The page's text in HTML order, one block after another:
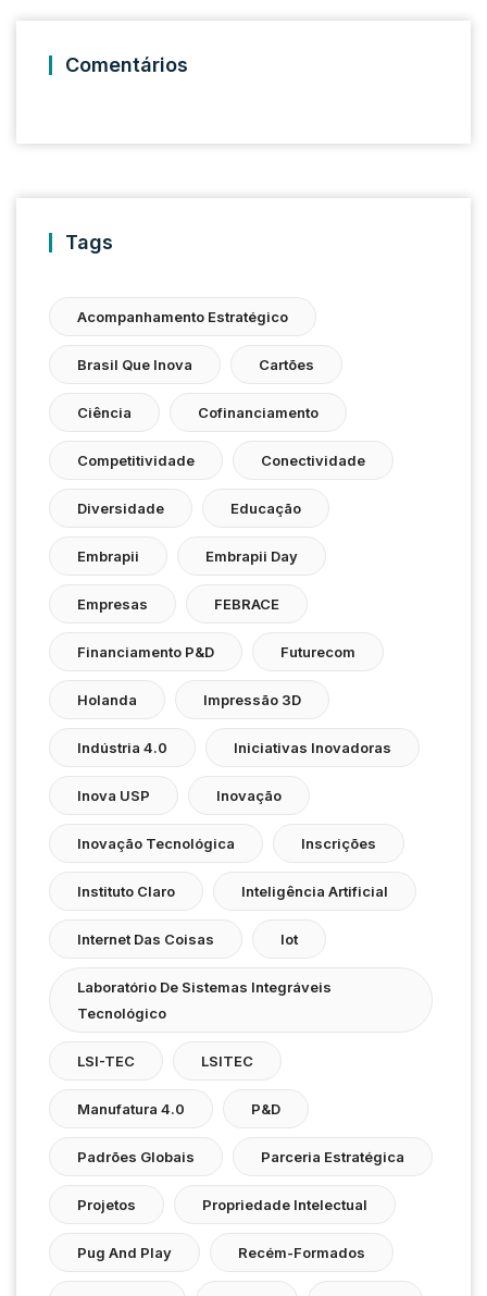
Comentários
Tags
Acompanhamento Estratégico
Brasil Que Inova Cartões
Ciência Cofinanciamento
Competitividade Conectividade
Diversidade Educação
Embrapii Embrapii Day
Empresas FEBRACE
Financiamento P&D Futurecom
Holanda Impressão 3D
Indústria 4.0 Iniciativas Inovadoras
Inova USP Inovação
Inovação Tecnológica Inscrições
Instituto Claro Inteligência Artificial
Internet Das Coisas Iot
Laboratório De Sistemas Integráveis
Tecnológico
LSI-TEC LSITEC
Manufatura 4.0 P&D
Padrões Globais Parceria Estratégica
Projetos Propriedade Intelectual
Pug And Play Recém-Formados